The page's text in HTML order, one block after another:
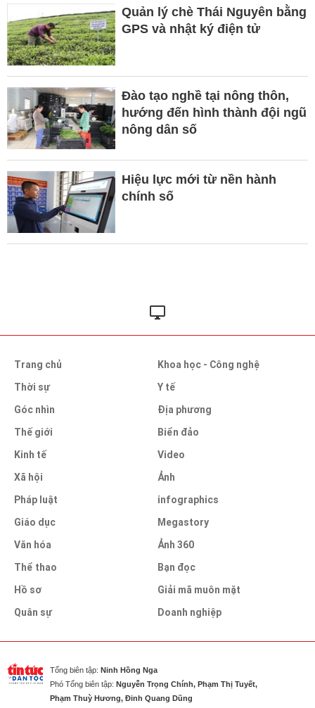
Quản lý chè Thái Nguyên bằng
GPS và nhật ký điện tử
Đào tạo nghề tại nông thôn,
hướng đến hình thành đội ngũ
nông dân số
Hiệu lực mới từ nền hành
chính số
Trang chủ
Thời sự
Góc nhìn
Thế giới
Kinh tế
Xã hội
Pháp luật
Giáo dục
Văn hóa
Thể thao
Hồ sơ
Quân sự
Khoa học - Công nghệ
Y tế
Địa phương
Biển đảo
Video
Ảnh
infographics
Megastory
Ảnh 360
Bạn đọc
Giải mã muôn mặt
Doanh nghiệp
Tổng biên tập: Ninh Hồng Nga
Phó Tổng biên tập: Nguyễn Trọng Chính, Phạm Thị Tuyết,
Phạm Thuỳ Hương, Đinh Quang Dũng